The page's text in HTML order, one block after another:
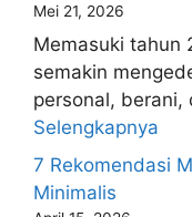
Mei 21, 2026
Memasuki tahun
semakin
personal, berani,
Selengkapnya
7 Rekomendasi
Minimalis